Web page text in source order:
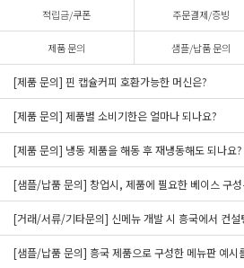
적립금/쿠폰 주문결제/증빙
제품 문의 샘플/납품 문의
[제품 문의] 핀 캡슐커피 호환가능한 머신은?
[제품 문의] 제품별 소비기한은 얼마나 되나요?
[제품 문의] 냉동 제품을 해동 후 재냉동해도 되나요?
[샘플/납품 문의] 창업시, 제품에 필요한 베이스 구
[거래/서류/기타문의] 신메뉴 개발 시 흥국에서 컨설
[샘플/납품 문의] 흥국 제품으로 구성한 메뉴판 예시